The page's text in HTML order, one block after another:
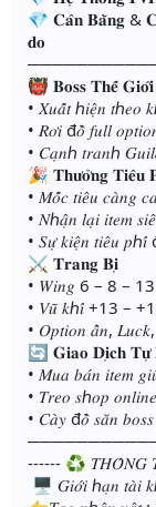
💎 𝐂𝐚̂𝐧 𝐁𝐚̆̀𝐧𝐠 &
𝐝𝐨
👹 𝐁𝐨𝐬𝐬 𝐓𝐡𝐞̂́ 𝐆𝐢𝐨̛́𝐢
• 𝑋𝑢𝑎̂́𝑡 ℎ𝑖𝑒̣̂𝑛 𝑡ℎ𝑒𝑜
• 𝑅𝑜̛𝑖 đ𝑜̂̀ 𝑓𝑢𝑙𝑙
• 𝐶𝑎̣𝑛ℎ 𝑡𝑟𝑎𝑛ℎ
🎉 𝐓𝐡𝐮̛𝐨̛̉𝐧𝐠 𝐓𝐢𝐞̂𝐮
• 𝑀𝑜̂́𝑐 𝑡𝑖𝑒̂𝑢 𝑐𝑎̀𝑛𝑔
• 𝑁ℎ𝑎̣̂𝑛 𝑙𝑎̣𝑖 𝑖𝑡𝑒𝑚
• 𝑆𝑢̛̣ 𝑘𝑖𝑒̣̂𝑛 𝑡𝑖𝑒̂𝑢
⚔ 𝐓𝐫𝐚𝐧𝐠 𝐁𝐢̣
• 𝑊𝑖𝑛𝑔 6 – 8 – 13
• 𝑉𝑢̃ 𝑘ℎ𝑖́ +13 –
• 𝑂𝑝𝑡𝑖𝑜𝑛 𝑎̂̉𝑛,
🔄 𝐆𝐢𝐚𝐨 𝐃𝐢̣𝐜𝐡 𝐓𝐮̛̣
• 𝑀𝑢𝑎 𝑏𝑎́𝑛 𝑖𝑡𝑒𝑚
• 𝑇𝑟𝑒𝑜 𝑠ℎ𝑜𝑝
• 𝐶𝑎̀𝑦 đ𝑜̂̀ 𝑠𝑎̆𝑛 𝑏𝑜𝑠𝑠
------ ♻ 𝑇𝐻𝑂̂𝑁𝐺
🖥 𝐺𝑖𝑜̛́𝑖 ℎ𝑎̣𝑛 𝑡𝑎̀𝑖